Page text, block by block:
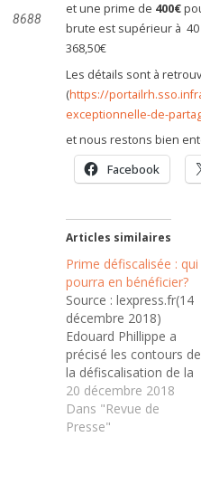
8688
et une prime de 400€
brute est supérieur à 40
368,50€
Les détails sont à
(https://
exceptionnelle-de-
et nous restons bien
Facebook
Articles similaires
Prime défiscalisée : qui
pourra en bénéficier?
Source : lexpress.fr(14
décembre 2018)
Edouard Phillippe a
précisé les contours de
la défiscalisation de la
prime exceptionnelle
annoncée lundi par
Macron. Défiscalisées
20 décembre 2018
Dans "Revue de
Presse"